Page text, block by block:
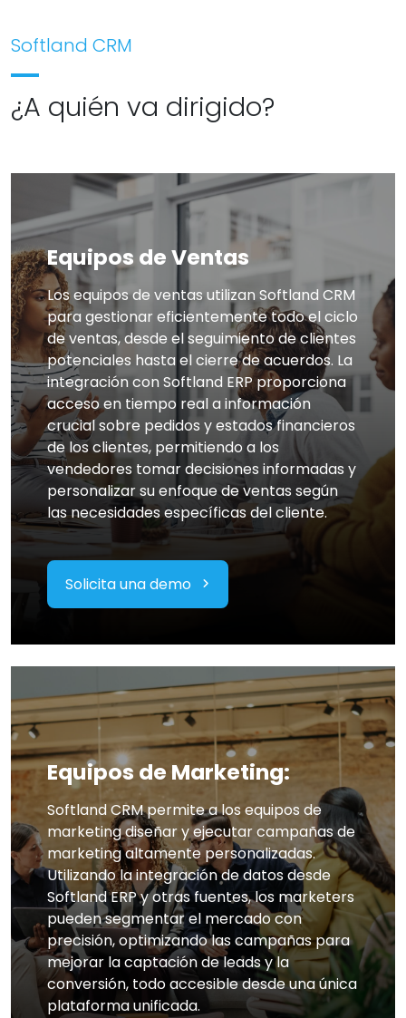
Softland CRM
¿A quién va dirigido?
Equipos de Ventas
Los equipos de ventas utilizan Softland CRM
para gestionar eficientemente todo el ciclo
de ventas, desde el seguimiento de clientes
potenciales hasta el cierre de acuerdos. La
integración con Softland ERP proporciona
acceso en tiempo real a información
crucial sobre pedidos y estados financieros
de los clientes, permitiendo a los
vendedores tomar decisiones informadas y
personalizar su enfoque de ventas según
las necesidades específicas del cliente.
Solicita una demo
Equipos de Marketing:
Softland CRM permite a los equipos de
marketing diseñar y ejecutar campañas de
marketing altamente personalizadas.
Utilizando la integración de datos desde
Softland ERP y otras fuentes, los marketers
pueden segmentar el mercado con
precisión, optimizando las campañas para
mejorar la captación de leads y la
conversión, todo accesible desde una única
plataforma unificada.